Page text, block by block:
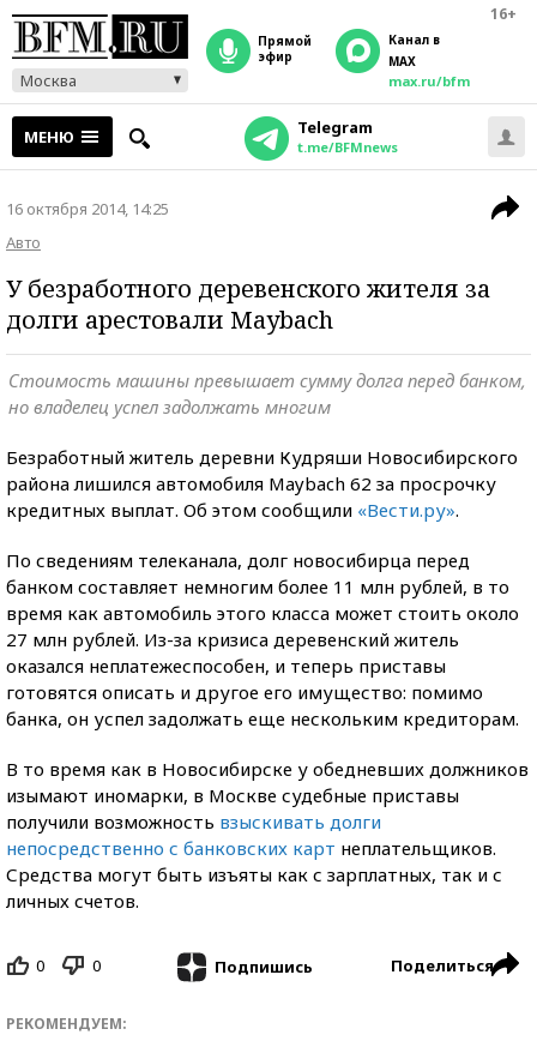
16+
Москва
прямой
эфир
Канал в
MAX
max.ru/bfm
МЕНЮ Telegram
t.me/BFMnews
16 октября 2014, 14:25
Авто
У безработного деревенского жителя за
долги арестовали Maybach
Стоимость машины превышает сумму долга перед банком,
но владелец успел задолжать многим
Безработный житель деревни Кудряши Новосибирского
района лишился автомобиля Maybach 62 за просрочку
кредитных выплат. Об этом сообщили «Вести.ру».
По сведениям телеканала, долг новосибирца перед
банком составляет немногим более 11 млн рублей, в то
время как автомобиль этого класса может стоить около
27 млн рублей. Из-за кризиса деревенский житель
оказался неплатежеспособен, и теперь приставы
готовятся описать и другое его имущество: помимо
банка, он успел задолжать еще нескольким кредиторам.
В то время как в Новосибирске у обедневших должников
изымают иномарки, в Москве судебные приставы
получили возможность взыскивать долги
непосредственно с банковских карт неплательщиков.
Средства могут быть изъяты как с зарплатных, так и с
личных счетов.
0 0 Подпишись Поделиться
РЕКОМЕНДУЕМ: